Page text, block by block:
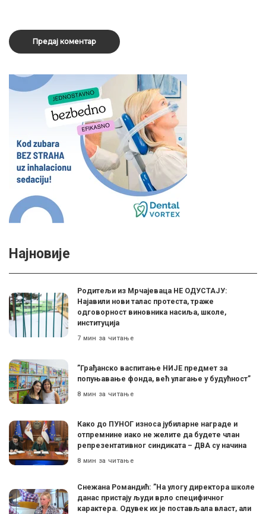
Најновије
Родитељи из Мрчајеваца НЕ ОДУСТАЈУ:
Најавили нови талас протеста, траже
одговорност виновника насиља, школе,
институција
7 мин за читање
”Грађанско васпитање НИЈЕ предмет за
попуњавање фонда, већ улагање у будућност”
8 мин за читање
Како до ПУНОГ износа јубиларне награде и
отпремнине иако не желите да будете члан
репрезентативног синдиката – ДВА су начина
8 мин за читање
Снежана Романдић: ”На улогу директора школе
данас пристају људи врло специфичног
карактера. Одувек их је постављала власт, али